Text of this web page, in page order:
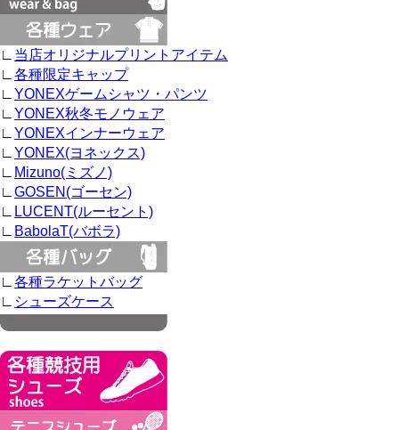
∟ 当店オリジナルプリントアイテム
∟ 各種限定キャップ
∟ YONEXゲームシャツ・パンツ
∟ YONEX秋冬モノウェア
∟ YONEXインナーウェア
∟ YONEX(ヨネックス)
∟
Mizuno(ミズノ)
∟ GOSEN(ゴーセン)
∟
LUCENT(ルーセント)
∟
BabolaT(バボラ)
∟ 各種ラケットバッグ
∟
シューズケース